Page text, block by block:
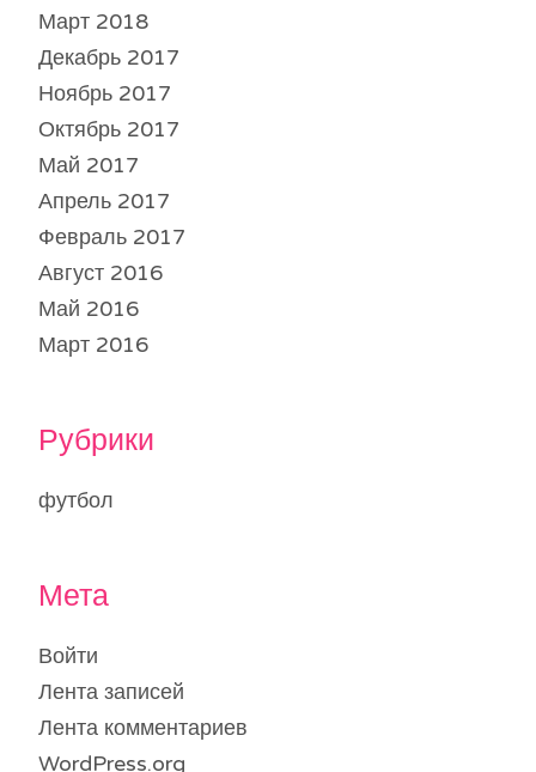
Март 2018
Декабрь 2017
Ноябрь 2017
Октябрь 2017
Май 2017
Апрель 2017
Февраль 2017
Август 2016
Май 2016
Март 2016
Рубрики
футбол
Мета
Войти
Лента записей
Лента комментариев
WordPress.org